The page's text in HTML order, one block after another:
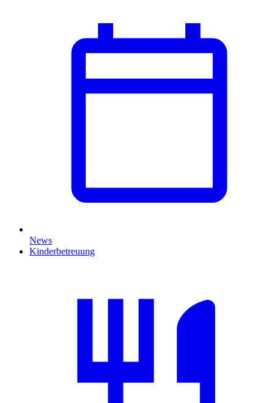
News
Kinderbetreuung